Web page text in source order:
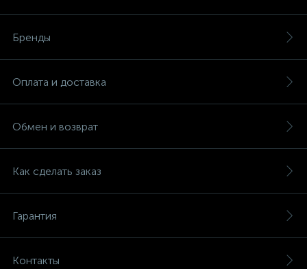
Бренды
Оплата и доставка
Обмен и возврат
Как сделать заказ
Гарантия
Контакты